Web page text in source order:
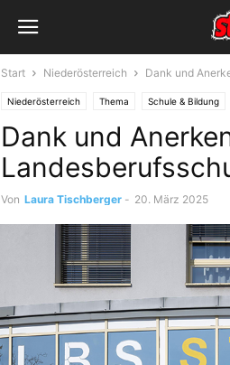
Start Niederösterreich Dank und
Niederösterreich Thema Schule & Bildung
Dank und
Von Laura Tischberger - 20. März 2025